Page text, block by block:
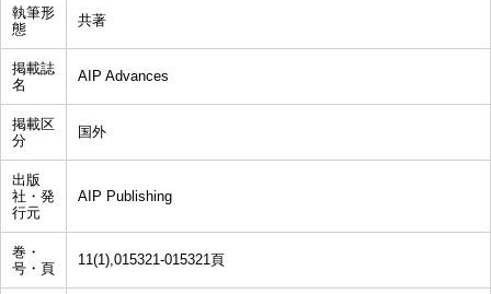
執筆形
態
共著
掲載誌
名
AIP Advances
掲載区
分
国外
出版
社・発
行元
AIP Publishing
巻・
号・頁
11(1),015321-015321頁